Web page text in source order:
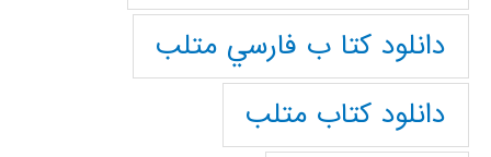
دانلود كتا ب فارسي متلب
دانلود كتاب متلب